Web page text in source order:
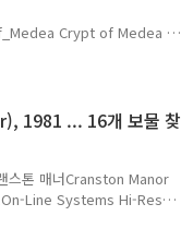
Crypt of Medea -
1984 video game 1984
written by Arthur
but is
1981 ... 16개 보물 찾
스톤 매너Cranston Manor
Line Systems Hi-Res
Mission Asteroid
Res Adventure #2